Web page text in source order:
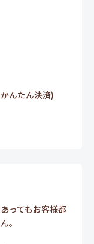
んたん決済)
ってもお客様都
。